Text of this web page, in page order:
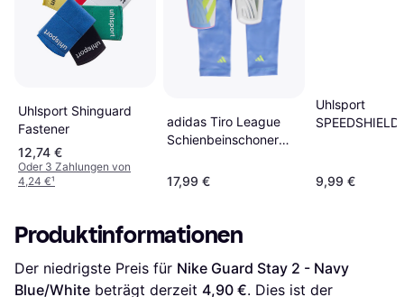
Uhlsport Shinguard
Fastener
12,74 €
Oder 3 Zahlungen von
4,24 €¹
adidas Tiro League
Schienbeinschoner
17,99 €
Uhlsport
SPEEDSHIELD
9,99 €
Produktinformationen
Der niedrigste Preis für Nike Guard Stay 2 - Navy
Blue/White beträgt derzeit 4,90 €. Dies ist der